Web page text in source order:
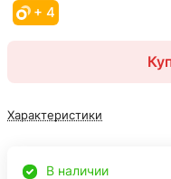
+ 4
Характеристики
В наличии